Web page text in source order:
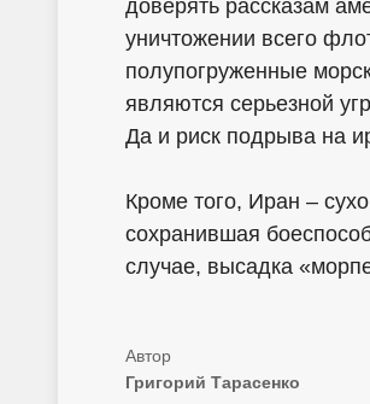
доверять рассказам
уничтожении всего
полупогруженные
являются серьезной
Да и риск подрыва на
Кроме того, Иран –
сохранившая
случае, высадка
Григорий Тарасенко